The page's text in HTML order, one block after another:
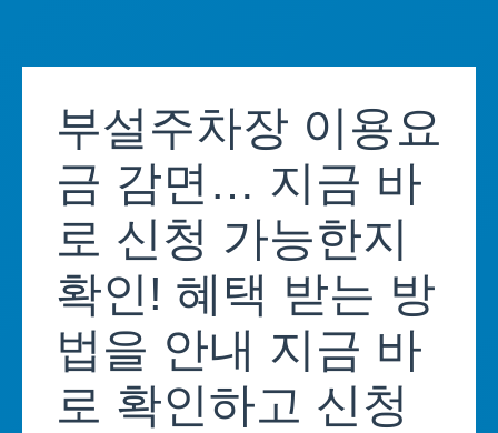
content부설주차장 이용요
금 감면… 지금 바
로 신청 가능한지
확인! 혜택 받는 방
법을 안내 지금 바
로 확인하고 신청